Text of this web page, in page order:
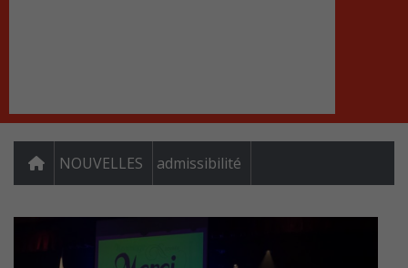
NOUVELLES admissibilité